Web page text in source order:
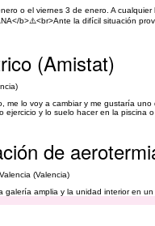
o el viernes 3 de enero. A
b>⚠️<br>Ante la difícil situación
(Amistat)
me lo voy a cambiar y me gustaría
y lo suelo hacer en la piscina
de
(Valencia)
galería amplia y la unidad interior en